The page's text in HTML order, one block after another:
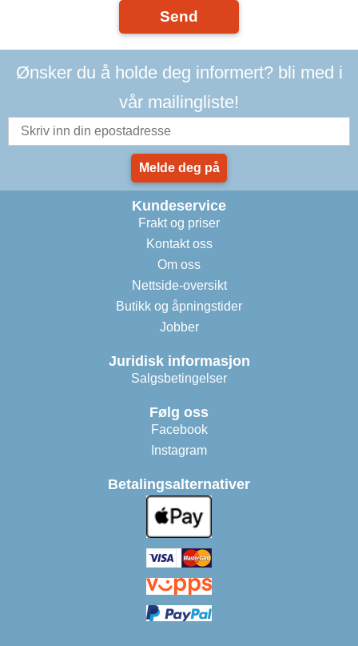
Send
Ønsker du å holde deg informert? bli med i
vår mailingliste!
Melde deg på
Kundeservice
Frakt og priser
Kontakt oss
Om oss
Nettside-oversikt
Butikk og åpningstider
Jobber
Juridisk informasjon
Salgsbetingelser
Følg oss
Facebook
Instagram
Betalingsalternativer